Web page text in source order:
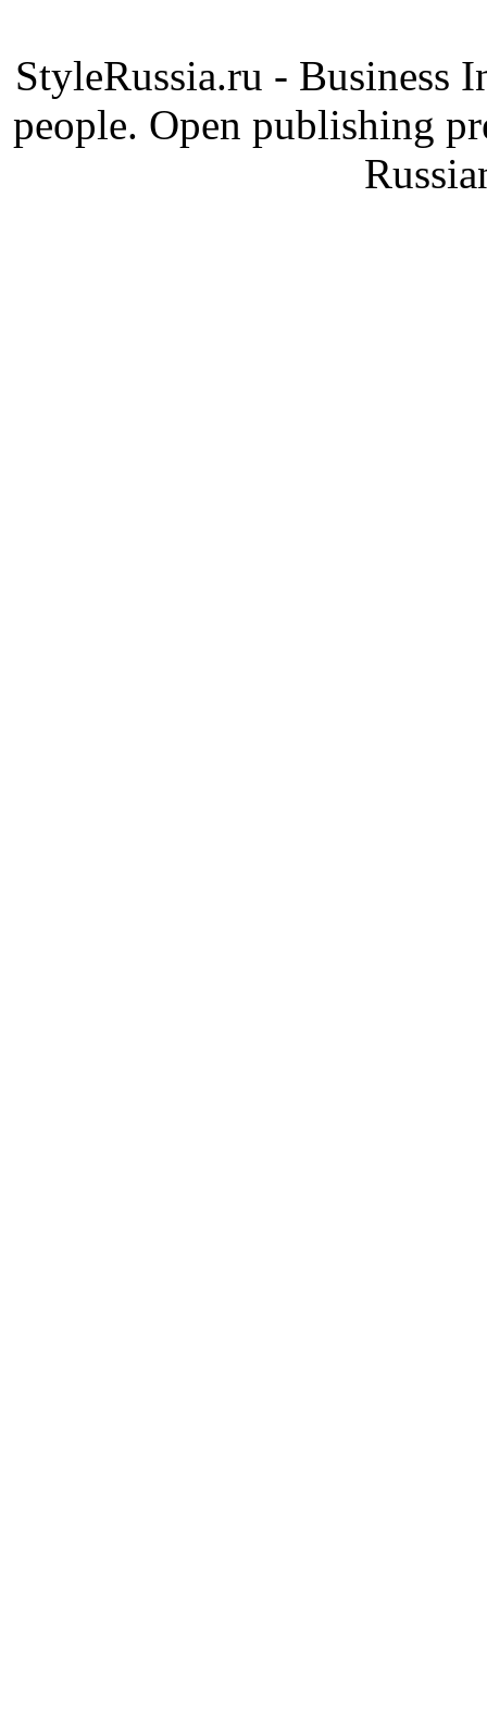
StyleRussia.ru - Business
people. Open publishing